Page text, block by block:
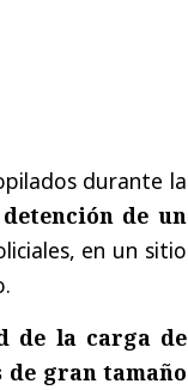
durante la
de un
en un sitio
de la carga de
de gran tamaño